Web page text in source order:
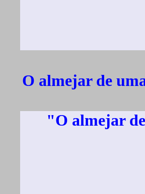
O almejar de
"O almejar de